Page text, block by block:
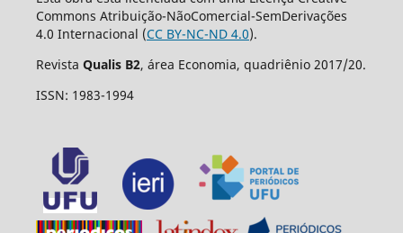
Commons Atribuição-NãoComercial-SemDerivações
4.0 Internacional (CC BY-NC-ND 4.0).
Revista Qualis B2, área Economia, quadriênio 2017/20.
ISSN: 1983-1994